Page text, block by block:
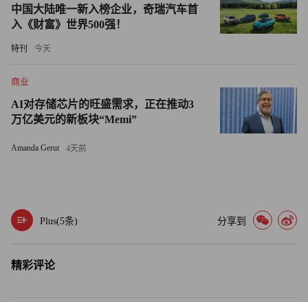
“有过类似经验，并不代表能胜任工作，”梁文锋强调，缺乏
经验的员工往往比被固有知识束缚的资深人工智能专家更具
创新精神。“面对一项任务时，有经验的人会不假思索地说
决路径，最终找到贴合当前实际情况的方案。”
即便非科技行业盈利颇丰的《财富》美国500强企业，也在
积极接纳Z世代员工，而非将其冷落一旁。市值达620亿美
元的零售巨头高露洁-棕榄公司（Colgate-Palmolive），就依
能，对未来的工作也能带来全新视角。
截然不同，”梅西最近表示，“他们带来了新颖的想法，新视
中国大陆唯一新入榜企业，奇瑞汽车首
入《财富》世界500强！
特刊 今天
商业
AI对存储芯片的旺盛需求，正在推动3
万亿美元的新板块“Memi”
Amanda Gerut 4天前
Plus(5条) 分享到
精彩评论